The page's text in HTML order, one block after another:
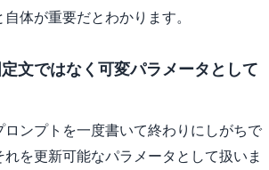
体が重要だとわかります。
文ではなく可変パラメータとして
ロンプトを一度書いて終わりにしがちで
れを更新可能なパラメータとして扱いま